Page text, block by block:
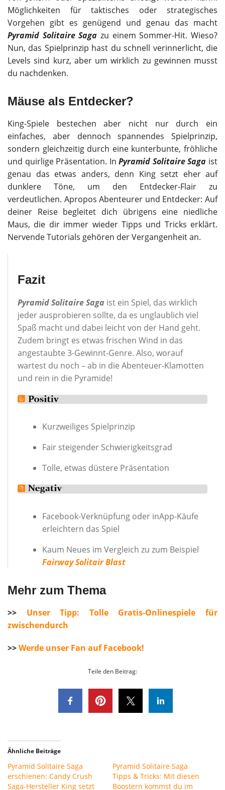
Möglichkeiten für taktisches oder strategisches
Vorgehen gibt es genügend und genau das macht
Pyramid Solitaire Saga zu einem Sommer-Hit. Wieso?
Nun, das Spielprinzip hast du schnell verinnerlicht, die
Levels sind kurz, aber um wirklich zu gewinnen musst
du nachdenken.
Mäuse als Entdecker?
King-Spiele bestechen aber nicht nur durch ein
einfaches, aber dennoch spannendes Spielprinzip,
sondern gleichzeitig durch eine kunterbunte, fröhliche
und quirlige Präsentation. InPyramid Solitaire Saga ist
genau das etwas anders, denn King setzt eher auf
dunklere Töne, um den Entdecker-Flair zu
verdeutlichen. Apropos Abenteurer und Entdecker: Auf
deiner Reise begleitet dich übrigens eine niedliche
Maus, die dir immer wieder Tipps und Tricks erklärt.
Nervende Tutorials gehören der Vergangenheit an.
Fazit
Pyramid Solitaire Saga ist ein Spiel, das wirklich
jeder ausprobieren sollte, da es unglaublich viel
Spaß macht und dabei leicht von der Hand geht.
Zudem bringt es etwas frischen Wind in das
angestaubte 3-Gewinnt-Genre. Also, worauf
wartest du noch – ab in die Abenteuer-Klamotten
und rein in die Pyramide!
Kurzweiliges Spielprinzip
Fair steigender Schwierigkeitsgrad
Tolle, etwas düstere Präsentation
Facebook-Verknüpfung oder inApp-Käufe
erleichtern das Spiel
Kaum Neues im Vergleich zu zum Beispiel
Fairway Solitair Blast
Mehr zum Thema
>> Unser Tipp: Tolle Gratis-Onlinespiele für
zwischendurch
>>Werde unser Fan auf Facebook!
Teile den Beitrag:
Ähnliche Beiträge
Pyramid Solitaire Saga
erschienen: Candy Crush
Saga-Hersteller King setzt
Pyramid Solitaire Saga
Tipps & Tricks: Mit diesen
Boostern kommst du im